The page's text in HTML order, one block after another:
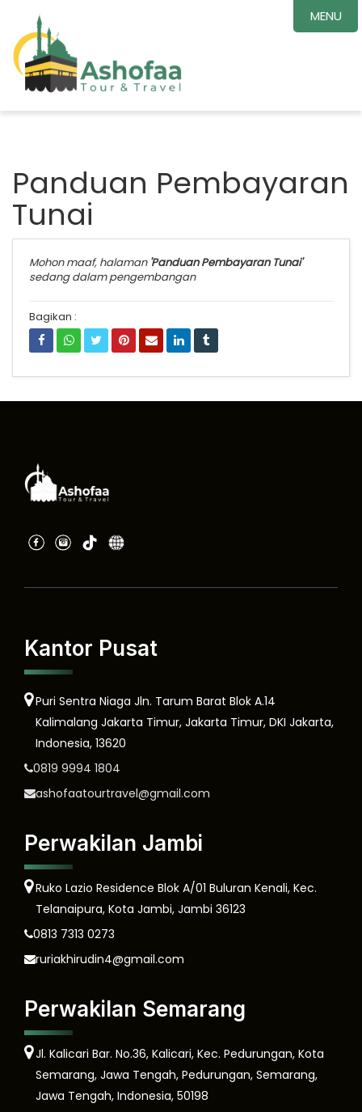
Panduan Pembayaran
Tunai
Mohon maaf, halaman 'Panduan Pembayaran Tunai'
sedang dalam pengembangan
Bagikan :
Kantor Pusat
Puri Sentra Niaga Jln. Tarum Barat Blok A.14
Kalimalang Jakarta Timur, Jakarta Timur, DKI Jakarta,
Indonesia, 13620
0819 9994 1804
ashofaatourtravel@gmail.com
Perwakilan Jambi
Ruko Lazio Residence Blok A/01 Buluran Kenali, Kec.
Telanaipura, Kota Jambi, Jambi 36123
0813 7313 0273
ruriakhirudin4@gmail.com
Perwakilan Semarang
Jl. Kalicari Bar. No.36, Kalicari, Kec. Pedurungan, Kota
Semarang, Jawa Tengah, Pedurungan, Semarang,
Jawa Tengah, Indonesia, 50198
MENU